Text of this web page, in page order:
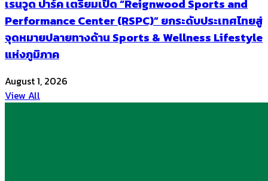
เรนวูด ปาร์ค เตรียมเปิด “Reignwood Sports and
Performance Center (RSPC)” ยกระดับประเทศไทยสู่
จุดหมายปลายทางด้าน Sports & Wellness Lifestyle
แห่งภูมิภาค
August 1, 2026
View All